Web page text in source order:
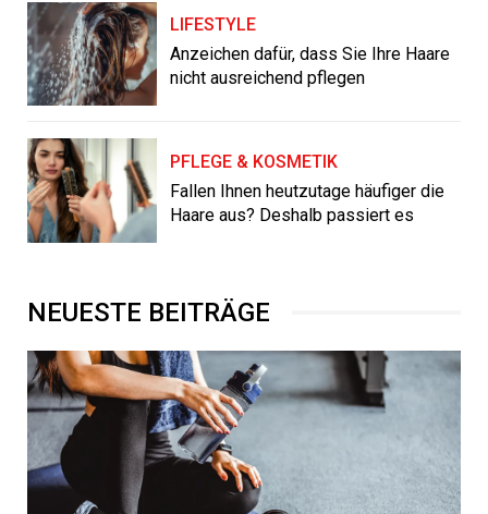
LIFESTYLE
Anzeichen dafür, dass Sie Ihre Haare
nicht ausreichend pflegen
PFLEGE & KOSMETIK
Fallen Ihnen heutzutage häufiger die
Haare aus? Deshalb passiert es
NEUESTE BEITRÄGE